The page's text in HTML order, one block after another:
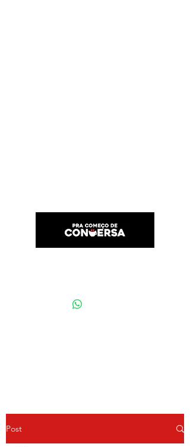
Post